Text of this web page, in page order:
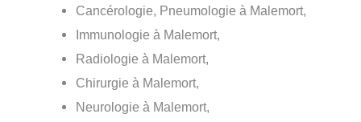
Cancérologie, Pneumologie à Malemort,
Immunologie à Malemort,
Radiologie à Malemort,
Chirurgie à Malemort,
Neurologie à Malemort,